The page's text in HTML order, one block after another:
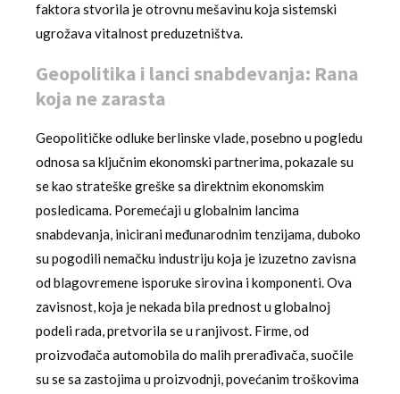
faktora stvorila je otrovnu mešavinu koja sistemski
ugrožava vitalnost preduzetništva.
Geopolitika i lanci snabdevanja: Rana
koja ne zarasta
Geopolitičke odluke berlinske vlade, posebno u pogledu
odnosa sa ključnim ekonomski partnerima, pokazale su
se kao strateške greške sa direktnim ekonomskim
posledicama. Poremećaji u globalnim lancima
snabdevanja, inicirani međunarodnim tenzijama, duboko
su pogodili nemačku industriju koja je izuzetno zavisna
od blagovremene isporuke sirovina i komponenti. Ova
zavisnost, koja je nekada bila prednost u globalnoj
podeli rada, pretvorila se u ranjivost. Firme, od
proizvođača automobila do malih prerađivača, suočile
su se sa zastojima u proizvodnji, povećanim troškovima